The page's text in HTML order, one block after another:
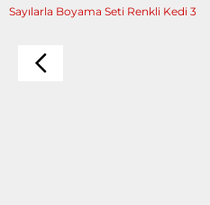
Sayılarla Boyama Seti Renkli Kedi 3